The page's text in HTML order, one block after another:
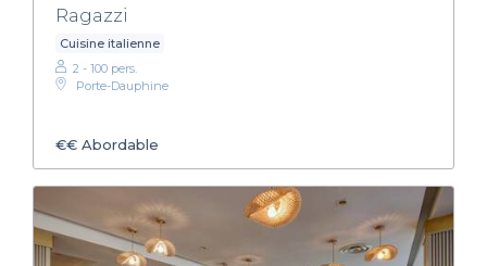
Ragazzi
Cuisine italienne
2 - 100 pers.
Porte-Dauphine
€€ Abordable